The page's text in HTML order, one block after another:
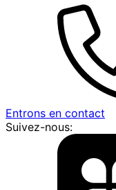
Entrons en contact
Suivez-nous: